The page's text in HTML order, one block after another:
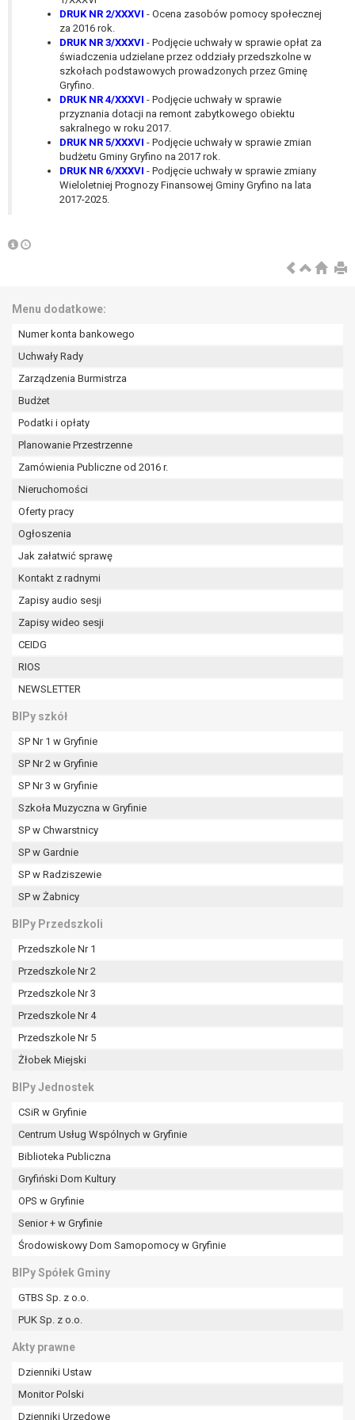
DRUK NR 2/XXXVI - Ocena zasobów pomocy społecznej
za 2016 rok.
DRUK NR 3/XXXVI - Podjęcie uchwały w sprawie opłat za
świadczenia udzielane przez oddziały przedszkolne w
szkołach podstawowych prowadzonych przez Gminę
Gryfino.
DRUK NR 4/XXXVI - Podjęcie uchwały w sprawie
przyznania dotacji na remont zabytkowego obiektu
sakralnego w roku 2017.
DRUK NR 5/XXXVI - Podjęcie uchwały w sprawie zmian
budżetu Gminy Gryfino na 2017 rok.
DRUK NR 6/XXXVI - Podjęcie uchwały w sprawie zmiany
Wieloletniej Prognozy Finansowej Gminy Gryfino na lata
2017-2025.
Menu dodatkowe:
Numer konta bankowego
Uchwały Rady
Zarządzenia Burmistrza
Budżet
Podatki i opłaty
Planowanie Przestrzenne
Zamówienia Publiczne od 2016 r.
Nieruchomości
Oferty pracy
Ogłoszenia
Jak załatwić sprawę
Kontakt z radnymi
Zapisy audio sesji
Zapisy wideo sesji
CEIDG
RIOS
NEWSLETTER
BIPy szkół
SP Nr 1 w Gryfinie
SP Nr 2 w Gryfinie
SP Nr 3 w Gryfinie
Szkoła Muzyczna w Gryfinie
SP w Chwarstnicy
SP w Gardnie
SP w Radziszewie
SP w Żabnicy
BIPy Przedszkoli
Przedszkole Nr 1
Przedszkole Nr 2
Przedszkole Nr 3
Przedszkole Nr 4
Przedszkole Nr 5
Żłobek Miejski
BIPy Jednostek
CSiR w Gryfinie
Centrum Usług Wspólnych w Gryfinie
Biblioteka Publiczna
Gryfiński Dom Kultury
OPS w Gryfinie
Senior + w Gryfinie
Środowiskowy Dom Samopomocy w Gryfinie
BIPy Spółek Gminy
GTBS Sp. z o.o.
PUK Sp. z o.o.
Akty prawne
Dzienniki Ustaw
Monitor Polski
Dzienniki Urzędowe
interesie publicznym lub w ramach
sprawowania władzy publicznej
powierzonej administratorowi bądź
niezbędność przetwarzania do celów
wynikających z prawnie
uzasadnionych interesów
realizowanych przez administratora
lub przez stronę trzecią.
Z przyczyn związanych z Pani/Pana
szczególną sytuacją. W razie wniesienia
sprzeciwu, administrator nie może już
W przypadku gdy przetwarzanie danych
osobowych odbywa się na podstawie zgody osoby
cofnięcia tej zgody w dowolnym momencie.
Cofnięcie to nie ma wpływu na zgodność
przetwarzania, którego dokonano na podstawie
zgody przed jej cofnięciem.
organu nadzorczego na niezgodne z prawem
przetwarzanie Pani/Pana danych osobowych
przez administratora.
Organem właściwym do wniesienia skargi jest
W zależności od sfery, w której przetwarzane są
dane osobowe, podanie danych osobowych jest
zautomatyzowanemu podejmowaniu decyzji, w
tym również profilowaniu.